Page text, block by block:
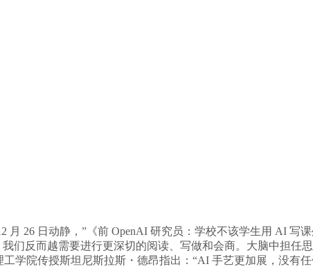
26 日动静，”《前 OpenAI 研究员：学校不该学生用 AI 写
们反而越需要进行更深切的阅读、写做和会商。大脑中担任
学院传授斯坦尼斯拉斯・德昂指出：“AI 手艺更加展，没有